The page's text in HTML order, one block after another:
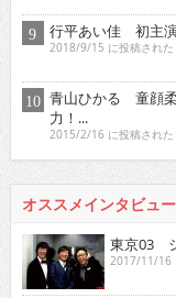
行平あい佳 初主
2018/9/15 に投稿された
青山ひかる 童顔
力！...
2015/2/16 に投稿された
オススメインタビュー
東京03
2017/11/16